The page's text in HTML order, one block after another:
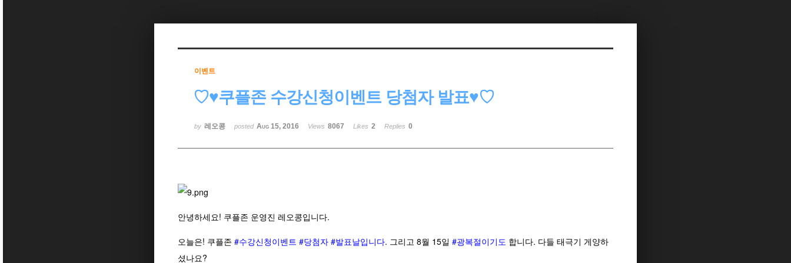
이벤트
♡♥쿠플존 수강신청이벤트 당첨자 발표♥♡
by 레오콩 posted Aug 15, 2016 Views 8067 Likes 2 Replies 0
안녕하세요! 쿠플존 운영진 레오콩입니다.
오늘은! 쿠플존 #수강신청이벤트 #당첨자 #발표날입니다. 그리고 8월 15일 #광복절이기도 합니다. 다들 태극기 게양하
셨나요?
Sketchbook5, 스케치북5
Sketchbook5, 스케치북5